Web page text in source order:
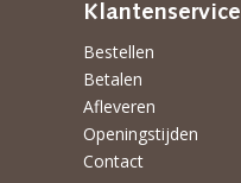
Klantenservice
Bestellen
Betalen
Afleveren
Openingstijden
Contact